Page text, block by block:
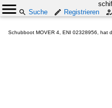
Suche
Registrieren
Schubboot MOVER 4, ENI 02328956, hat